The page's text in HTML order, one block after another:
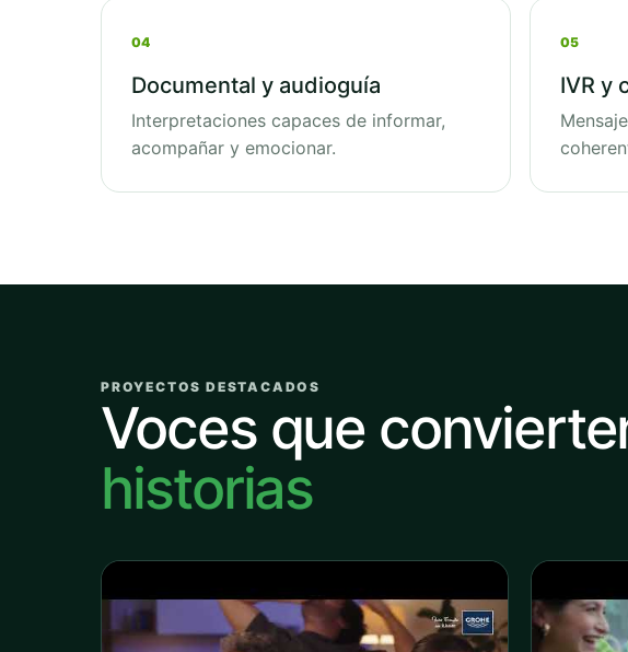
04
Documental y audioguía
Interpretaciones capaces de informar,
acompañar y emocionar.
05
IVR y
PROYECTOS DESTACADOS
Voces que
historias